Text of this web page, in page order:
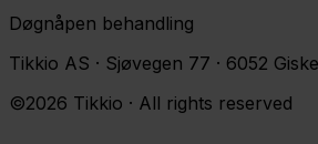
Døgnåpen behandling
Tikkio AS · Sjøvegen 77 · 6052
©2026 Tikkio · All rights reserved